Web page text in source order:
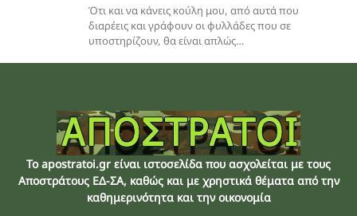
Ότι και να κάνεις κούλη μου, από αυτά που
διαρέεις και γράφουν οι φυλλάδες που σε
υποστηρίζουν, θα είναι απλώς…
Το apostratoi.gr είναι ιστοσελίδα που ασχολείται με τους
Αποστράτους EΔ-ΣΑ, καθώς και με χρηστικά θέματα από την
καθημερινότητα και την οικονομία